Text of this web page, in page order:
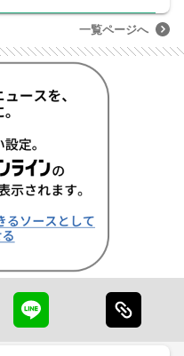
一覧ページへ